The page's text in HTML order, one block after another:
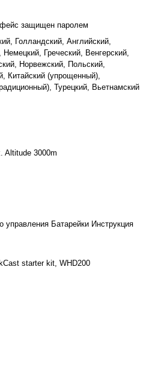
защищен паролем
Голландский, Английский,
Греческий, Венгерский,
Норвежский, Польский,
Китайский (упрощенный),
Турецкий, Вьетнамский
Altitude 3000m
управления Батарейки Инструкция
starter kit, WHD200